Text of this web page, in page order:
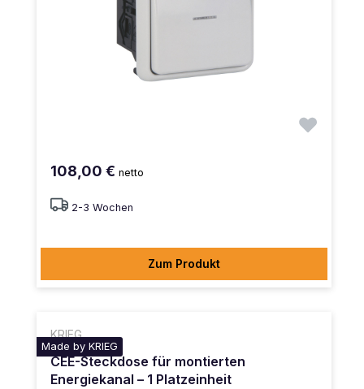
108,00 € netto
2-3 Wochen
Zum Produkt
KRIEG
Made by KRIEG
CEE-Steckdose für montierten
Energiekanal – 1 Platzeinheit